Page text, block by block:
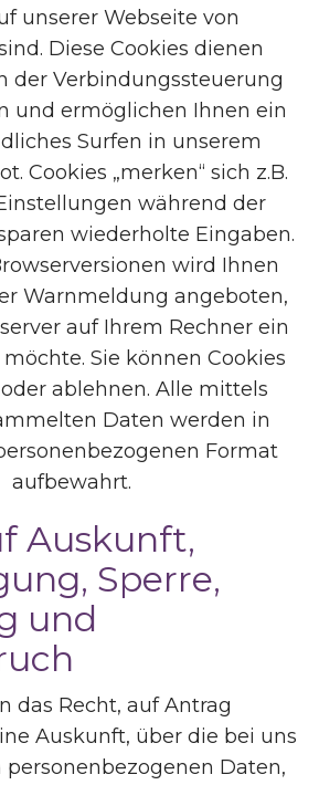
unserer Webseite von
Diese Cookies dienen
der Verbindungssteuerung
und ermöglichen Ihnen ein
Surfen in unserem
Cookies „merken“ sich z.B.
während der
wiederholte Eingaben.
wird Ihnen
Warnmeldung angeboten,
auf Ihrem Rechner ein
Sie können Cookies
ablehnen. Alle mittels
Daten werden in
Format
aufbewahrt.
Auskunft,
Sperre,
und
das Recht, auf Antrag
Auskunft, über die bei uns
Daten,